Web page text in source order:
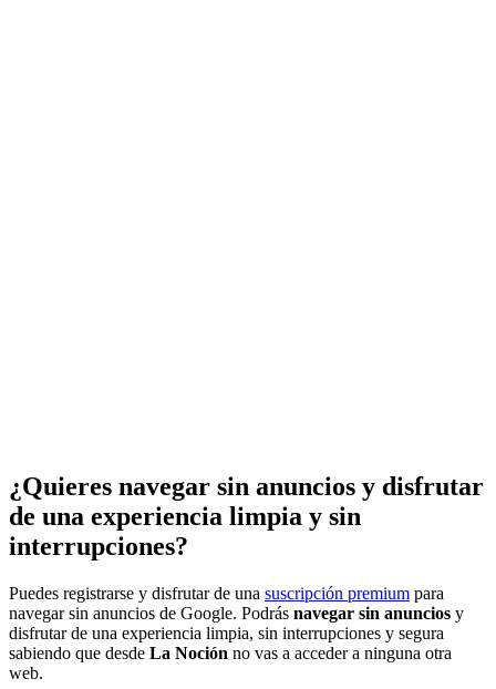
¿Quieres navegar sin anuncios y disfrutar
de una experiencia limpia y sin
interrupciones?
Puedes registrarse y disfrutar de una suscripción premium para
navegar sin anuncios de Google. Podrás navegar sin anuncios y
disfrutar de una experiencia limpia, sin interrupciones y segura
sabiendo que desde La Noción no vas a acceder a ninguna otra
web.